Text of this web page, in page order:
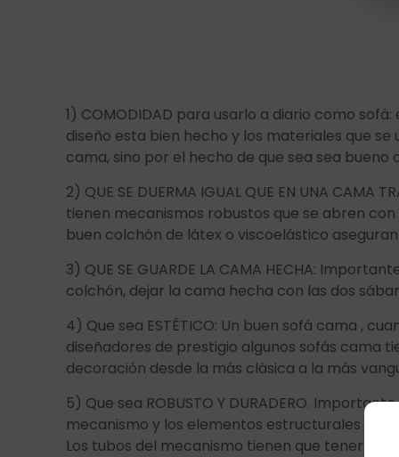
1) COMODIDAD para usarlo a diario como
diseño esta bien hecho y los materiales que
cama, sino por el hecho de que sea sea bueno
2) QUE SE DUERMA IGUAL QUE EN UNA
tienen mecanismos robustos que se abren
buen colchón de látex o viscoelástico
3) QUE SE GUARDE LA CAMA HECHA:
colchón, dejar la cama hecha con las dos
4) Que sea ESTÉTICO: Un buen sofá cama ,
diseñadores de prestigio algunos sofás cama
decoración desde la más clásica a la más
5) Que sea ROBUSTO Y DURADERO.
mecanismo y los elementos estructurales y
Los tubos del mecanismo tienen que tener